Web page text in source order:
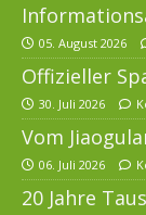
05. August 2026
Offizieller
30. Juli 2026
Vom
06. Juli 2026
20 Jahre